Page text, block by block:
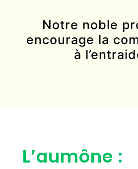
Notre noble
encourage la
à
L’aumône :